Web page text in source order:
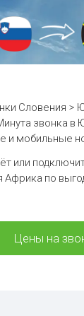
Словения >
звонка в
и мобильные
или
Африка по
Цены на